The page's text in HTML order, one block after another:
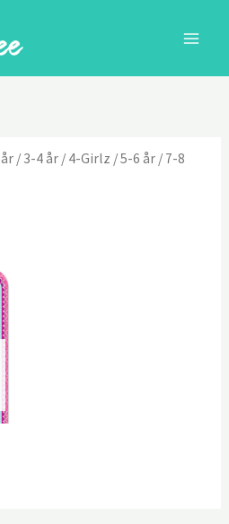
/ 3-4 år / 4-Girlz /5-6 år / 7-8